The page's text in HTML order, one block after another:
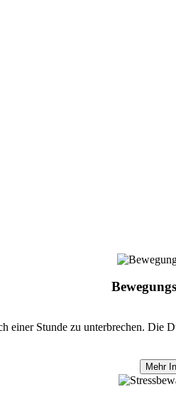
einer Stunde zu unterbrechen.
Mehr